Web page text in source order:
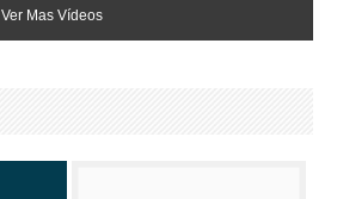
Ver Mas Vídeos